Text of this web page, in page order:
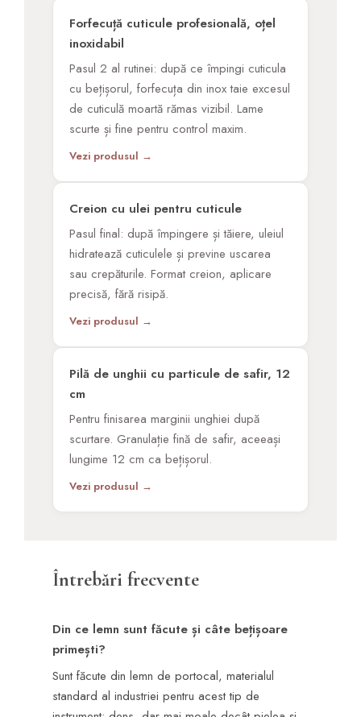
Forfecuță cuticule profesională, oțel
inoxidabil
Pasul 2 al rutinei: după ce împingi cuticula
cu bețișorul, forfecuța din inox taie excesul
de cuticulă moartă rămas vizibil. Lame
scurte și fine pentru control maxim.
Vezi produsul →
Creion cu ulei pentru cuticule
Pasul final: după împingere și tăiere, uleiul
hidratează cuticulele și previne uscarea
sau crepăturile. Format creion, aplicare
precisă, fără risipă.
Vezi produsul →
Pilă de unghii cu particule de safir, 12
cm
Pentru finisarea marginii unghiei după
scurtare. Granulație fină de safir, aceeași
lungime 12 cm ca bețișorul.
Vezi produsul →
Întrebări frecvente
Din ce lemn sunt făcute și câte bețișoare
primești?
Sunt făcute din lemn de portocal, materialul
standard al industriei pentru acest tip de